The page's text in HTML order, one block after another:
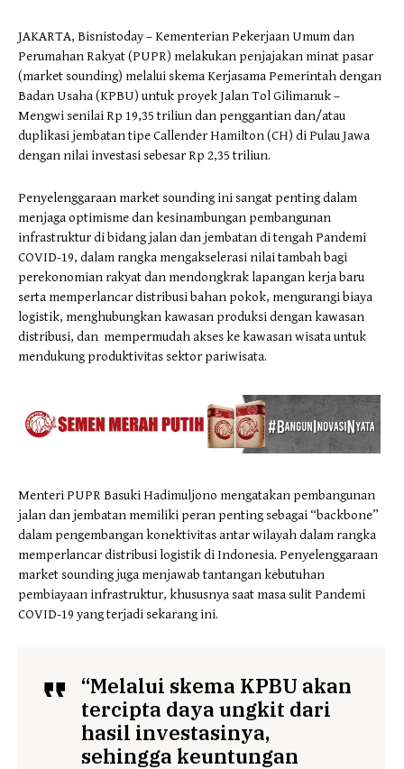
JAKARTA, Bisnistoday – Kementerian Pekerjaan Umum dan
Perumahan Rakyat (PUPR) melakukan penjajakan minat pasar
(market sounding) melalui skema Kerjasama Pemerintah dengan
Badan Usaha (KPBU) untuk proyek Jalan Tol Gilimanuk –
Mengwi senilai Rp 19,35 triliun dan penggantian dan/atau
duplikasi jembatan tipe Callender Hamilton (CH) di Pulau Jawa
dengan nilai investasi sebesar Rp 2,35 triliun.
Penyelenggaraan market sounding ini sangat penting dalam
menjaga optimisme dan kesinambungan pembangunan
infrastruktur di bidang jalan dan jembatan di tengah Pandemi
COVID-19, dalam rangka mengakselerasi nilai tambah bagi
perekonomian rakyat dan mendongkrak lapangan kerja baru
serta memperlancar distribusi bahan pokok, mengurangi biaya
logistik, menghubungkan kawasan produksi dengan kawasan
distribusi, dan mempermudah akses ke kawasan wisata untuk
mendukung produktivitas sektor pariwisata.
Menteri PUPR Basuki Hadimuljono mengatakan pembangunan
jalan dan jembatan memiliki peran penting sebagai “backbone”
dalam pengembangan konektivitas antar wilayah dalam rangka
memperlancar distribusi logistik di Indonesia. Penyelenggaraan
market sounding juga menjawab tantangan kebutuhan
pembiayaan infrastruktur, khususnya saat masa sulit Pandemi
COVID-19 yang terjadi sekarang ini.
“Melalui skema KPBU akan
tercipta daya ungkit dari
hasil investasinya,
sehingga keuntungan